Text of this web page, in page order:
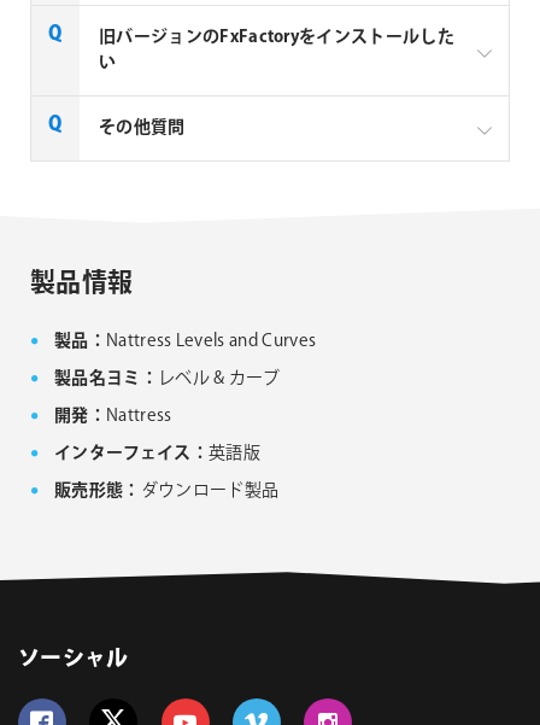
Noise Industries社製品、FxFactory プラグインファミ
リー製品は、1ライセンスにつき1台のMacでのみ使用
旧バージョンのFxFactoryをインストールした
い
FxFactory 旧バージョンインストーラーページよりご
その他質問
製品情報
製品： Nattress Levels and Curves
製品名ヨミ： レベル & カーブ
開発： Nattress
インターフェイス： 英語版
販売形態： ダウンロード製品
ソーシャル